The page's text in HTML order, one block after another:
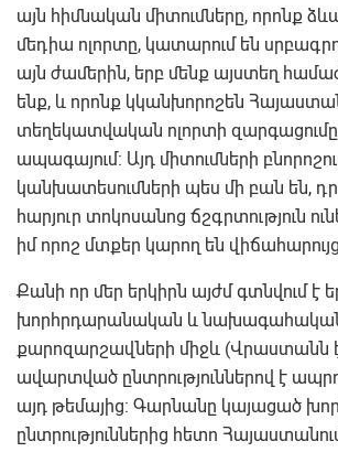
այն հիմնական միտումները, որոնք
մեդիա ոլորտը, կատարում են
այն ժամերին, երբ մենք այստեղ
ենք, և որոնք կկանխորոշեն
տեղեկատվական ոլորտի
ապագայում: Այդ միտումների
կանխատեսումների պես մի բան են,
հարյուր տոկոսանոց ճշգրտություն
իմ որոշ մտքեր կարող են վիճահարույց
Քանի որ մեր երկիրն այժմ գտնվում է
խորհրդարանական և
քարոզարշավների միջև (Վրաստանն
ավարտված ընտրություններով է
այդ թեմայից: Գարնանը կայացած
ընտրություններից հետո